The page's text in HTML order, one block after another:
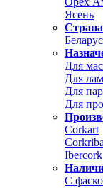
Ясень
Страна
Для
Для
Для
Для
Corkart
Ibercork
С